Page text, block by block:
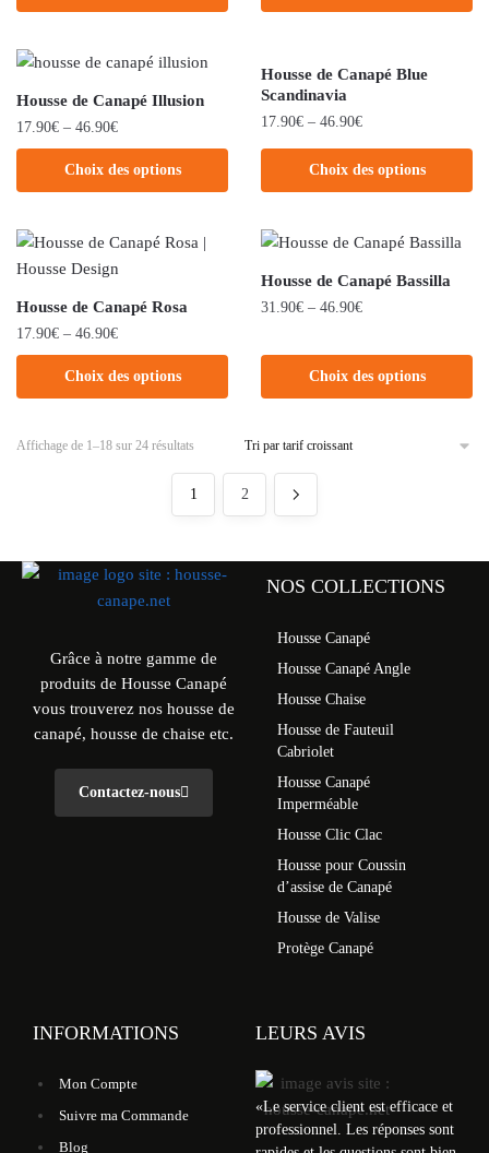
Housse de Canapé Illusion
17.90€ – 46.90€
Choix des options
Housse de Canapé Blue
Scandinavia
17.90€ – 46.90€
Choix des options
Housse de Canapé Rosa
17.90€ – 46.90€
Choix des options
Housse de Canapé Bassilla
31.90€ – 46.90€
Choix des options
Affichage de 1–18 sur 24 résultats
1 2
Grâce à notre gamme de
produits de Housse Canapé
vous trouverez nos housse de
canapé, housse de chaise etc.
Contactez-nous
NOS COLLECTIONS
Housse Canapé
Housse Canapé Angle
Housse Chaise
Housse de Fauteuil
Cabriolet
Housse Canapé
Imperméable
Housse Clic Clac
Housse pour Coussin
d’assise de Canapé
Housse de Valise
Protège Canapé
INFORMATIONS
Mon Compte
Suivre ma Commande
Blog
LEURS AVIS
«Le service client est efficace et
professionnel. Les réponses sont